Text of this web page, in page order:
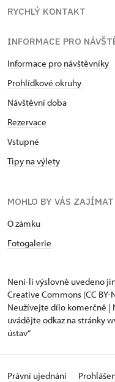
RYCHLÝ KONTAKT
INFORMACE PRO
Informace pro návštěvníky
Prohlídkové okruhy
Návštěvní doba
Rezervace
Vstupné
Tipy na výlety
MOHLO BY VÁS ZAJÍMAT
O zámku
Fotogalerie
Není-li výslovně uvedeno
Creative Commons (CC
Neužívejte dílo komerčně |
uvádějte odkaz na stránky
ústav“
Právní ujednání